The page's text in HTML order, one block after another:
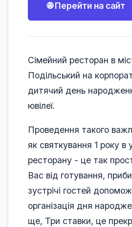
🌐 Перейти на сайт
Сімейний ресторан в
Подільський на
дитячий день
ювілеї.
Проведення такого
як святкування 1 року в
ресторану - це так
Вас від готування,
зустрічі гостей
організація дня
ще, Три ставки, це